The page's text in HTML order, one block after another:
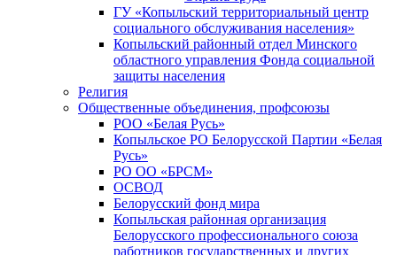
ГУ «Копыльский территориальный центр
социального обслуживания населения»
Копыльский районный отдел Минского
областного управления Фонда социальной
защиты населения
Религия
Общественные объединения, профсоюзы
РОО «Белая Русь»
Копыльское РО Белорусской Партии «Белая
Русь»
РО ОО «БРСМ»
ОСВОД
Белорусский фонд мира
Копыльская районная организация
Белорусского профессионального союза
работников государственных и других